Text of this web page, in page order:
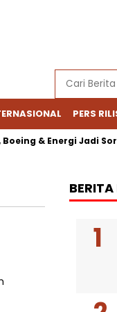
PERS
& Energi Jadi
BERITA